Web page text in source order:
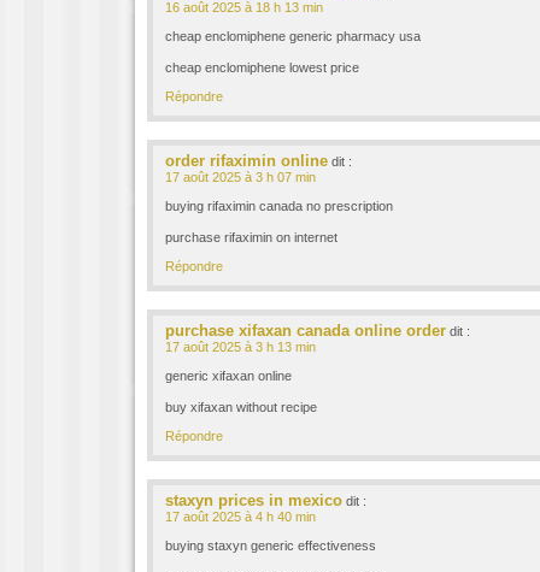
16 août 2025 à 18 h 13 min
cheap enclomiphene generic pharmacy usa
cheap enclomiphene lowest price
Répondre
order rifaximin online dit :
17 août 2025 à 3 h 07 min
buying rifaximin canada no prescription
purchase rifaximin on internet
Répondre
purchase xifaxan canada online order dit :
17 août 2025 à 3 h 13 min
generic xifaxan online
buy xifaxan without recipe
Répondre
staxyn prices in mexico dit :
17 août 2025 à 4 h 40 min
buying staxyn generic effectiveness